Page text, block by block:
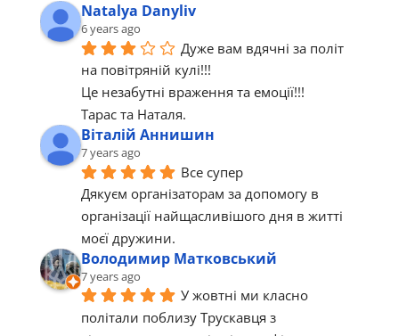
Natalya Danyliv
6 years ago
Дуже вам вдячні за політ
на повітряній кулі!!!
Це незабутні враження та емоції!!!
Тарас та Наталя.
Віталій Аннишин
7 years ago
Все супер
Дякуєм організаторам за допомогу в
організації найщасливішого дня в житті
моєї дружини.
Володимир Матковський
7 years ago
У жовтні ми класно
політали поблизу Трускавця з